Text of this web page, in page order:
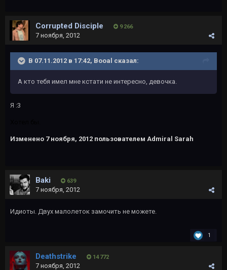
Corrupted Disciple 9 266
7 ноября, 2012
В 07.11.2012 в 17:42, Booal сказал:
А кто тебя имел мне кстати не интересно, девочка.
Я :3
Изменено 7 ноября, 2012 пользователем Admiral Sarah
Baki 639
7 ноября, 2012
Идиоты. Двух малолеток замочить не можете.
1
Deathstrike 14 772
7 ноября, 2012